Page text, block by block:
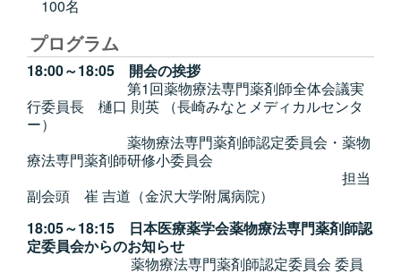
100名
プログラム
18:00～18:05 開会の挨拶
第1回薬物療法専門薬剤師全体会議実
行委員長 樋口 則英 （長崎みなとメディカルセンタ
ー）
薬物療法専門薬剤師認定委員会・薬物
療法専門薬剤師研修小委員会
担当
副会頭 崔 吉道（金沢大学附属病院）
18:05～18:15 日本医療薬学会薬物療法専門薬剤師認
定委員会からのお知らせ
薬物療法専門薬剤師認定委員会 委員